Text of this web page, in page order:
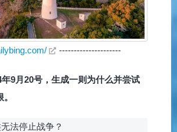
---------------------
9月20号，生成一则为什么并尝试
法停止战争？